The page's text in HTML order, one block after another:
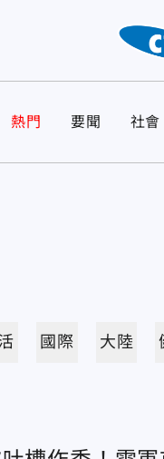
熱門 要聞 社會
國際 大陸